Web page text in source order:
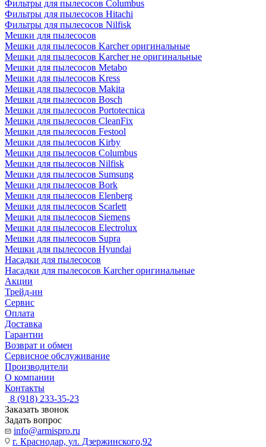
Фильтры для пылесосов Columbus
Фильтры для пылесосов Hitachi
Фильтры для пылесосов Nilfisk
Мешки для пылесосов
Мешки для пылесосов Karcher оригинальные
Мешки для пылесосов Karcher не оригинальные
Мешки для пылесосов Metabo
Мешки для пылесосов Kress
Мешки для пылесосов Makita
Мешки для пылесосов Bosch
Мешки для пылесосов Portotecnica
Мешки для пылесосов CleanFix
Мешки для пылесосов Festool
Мешки для пылесосов Kirby
Мешки для пылесосов Columbus
Мешки для пылесосов Nilfisk
Мешки для пылесосов Sumsung
Мешки для пылесосов Bork
Мешки для пылесосов Elenberg
Мешки для пылесосов Scarlett
Мешки для пылесосов Siemens
Мешки для пылесосов Electrolux
Мешки для пылесосов Supra
Мешки для пылесосов Hyundai
Насадки для пылесосов
Насадки для пылесосов Karcher оригинальные
Акции
Трейд-ин
Сервис
Оплата
Доставка
Гарантии
Возврат и обмен
Сервисное обслуживание
Производители
О компании
Контакты
8 (918) 233-35-23
Заказать звонок
Задать вопрос
info@armispro.ru
г. Краснодар, ул. Дзержинского,92